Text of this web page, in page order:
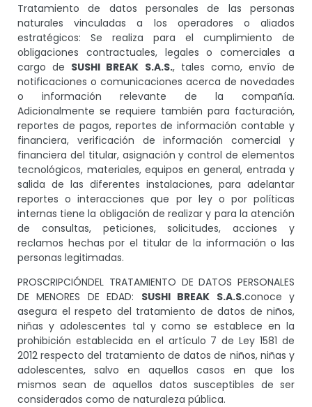
Tratamiento de datos personales de las personas
naturales vinculadas a los operadores o aliados
estratégicos: Se realiza para el cumplimiento de
obligaciones contractuales, legales o comerciales a
cargo de SUSHI BREAK S.A.S., tales como, envío de
notificaciones o comunicaciones acerca de novedades
o información relevante de la compañía.
Adicionalmente se requiere también para facturación,
reportes de pagos, reportes de información contable y
financiera, verificación de información comercial y
financiera del titular, asignación y control de elementos
tecnológicos, materiales, equipos en general, entrada y
salida de las diferentes instalaciones, para adelantar
reportes o interacciones que por ley o por políticas
internas tiene la obligación de realizar y para la atención
de consultas, peticiones, solicitudes, acciones y
reclamos hechas por el titular de la información o las
personas legitimadas.
PROSCRIPCIÓNDEL TRATAMIENTO DE DATOS PERSONALES
DE MENORES DE EDAD: SUSHI BREAK S.A.S.conoce y
asegura el respeto del tratamiento de datos de niños,
niñas y adolescentes tal y como se establece en la
prohibición establecida en el artículo 7 de Ley 1581 de
2012 respecto del tratamiento de datos de niños, niñas y
adolescentes, salvo en aquellos casos en que los
mismos sean de aquellos datos susceptibles de ser
considerados como de naturaleza pública.